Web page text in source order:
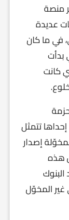
منصة
عديدة
في ما كان
بدأت
كانت
تتمثل
إصدار
هذه
المخوّل